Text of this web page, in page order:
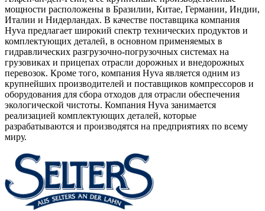
мощности расположены в Бразилии, Китае, Германии, Индии,
Италии и Нидерландах. В качестве поставщика компания
Hyva предлагает широкий спектр технических продуктов и
комплектующих деталей, в основном применяемых в
гидравлических разгрузочно-погрузочных системах на
грузовиках и прицепах отрасли дорожных и внедорожных
перевозок. Кроме того, компания Hyva является одним из
крупнейших производителей и поставщиков компрессоров и
оборудования для сбора отходов для отрасли обеспечения
экологической чистоты. Компания Hyva занимается
реализацией комплектующих деталей, которые
разрабатываются и производятся на предприятиях по всему
миру.